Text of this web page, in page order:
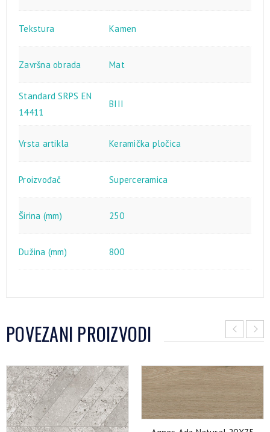
Tekstura Kamen
Završna obrada Mat
Standard SRPS EN
14411
BIII
Vrsta artikla Keramička pločica
Proizvođač Superceramica
Širina (mm) 250
Dužina (mm) 800
POVEZANI PROIZVODI